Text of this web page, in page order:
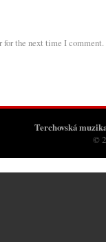
for the next time I comment.
Terchovská
©